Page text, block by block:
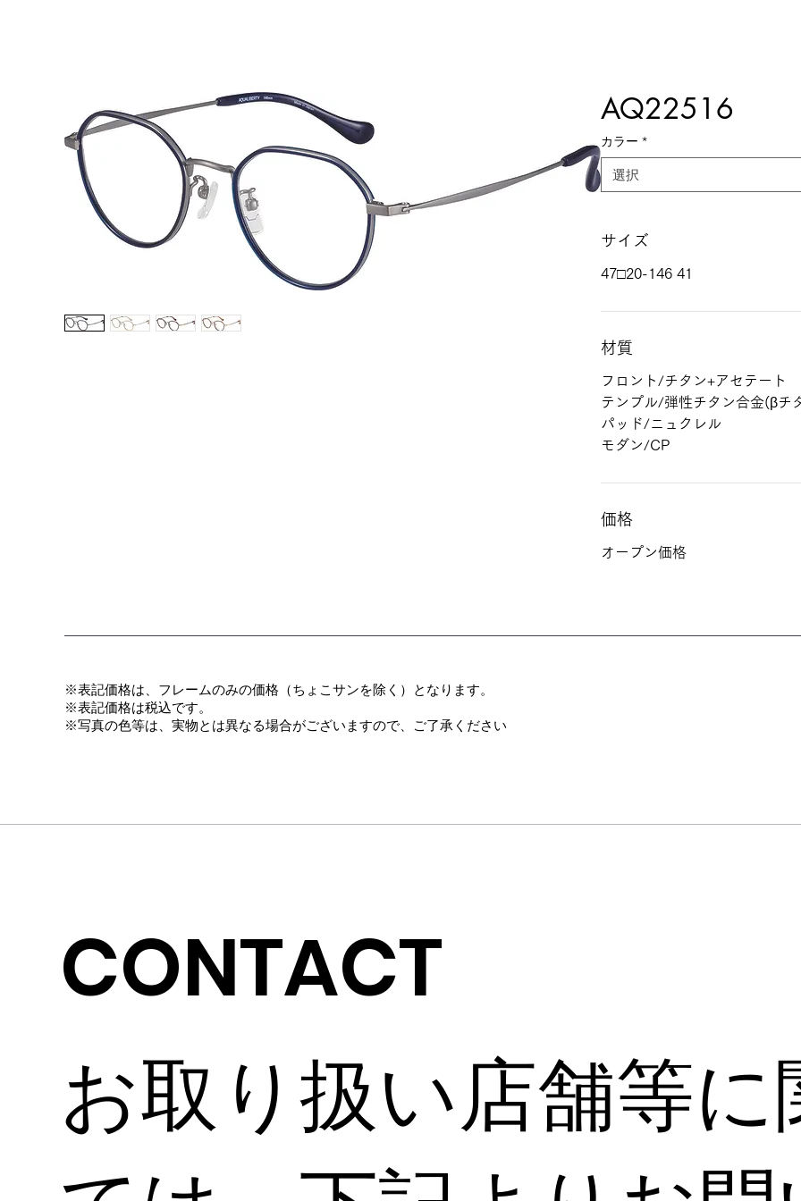
AQ22516
カラー *
選択
サイズ
47□20-146 41
材質
フロント/チタン+アセテート
テンプル/弾性チタン合金(βチ
パッド/ニュクレル
モダン/CP
価格
オープン価格
※表記価格は、フレームのみの価格（ちょこサンを除く）となります。
​※表記価格は税込です。
※写真の色等は、実物とは異なる場合がございますので、ご了承ください
CONTACT
お取り扱い店舗等